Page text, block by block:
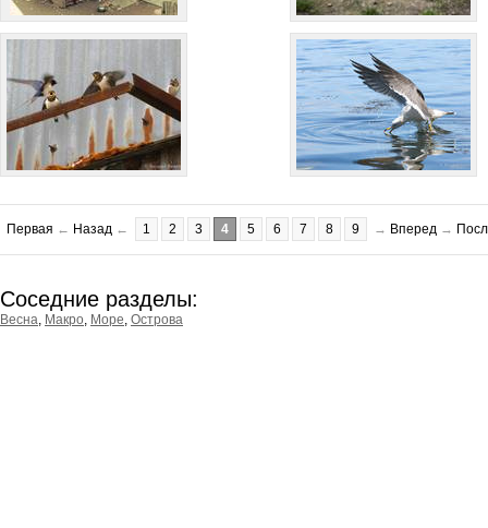
Первая ← Назад ← 1 2 3 4 5 6 7 8 9 → Вперед →
Соседние разделы:
Весна, Макро, Море, Острова